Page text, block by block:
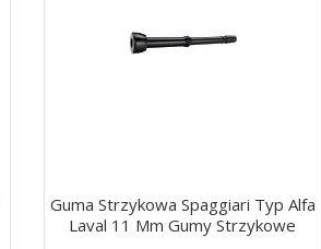
Guma Strzykowa Spaggiari Typ Alfa
Laval 11 Mm Gumy Strzykowe